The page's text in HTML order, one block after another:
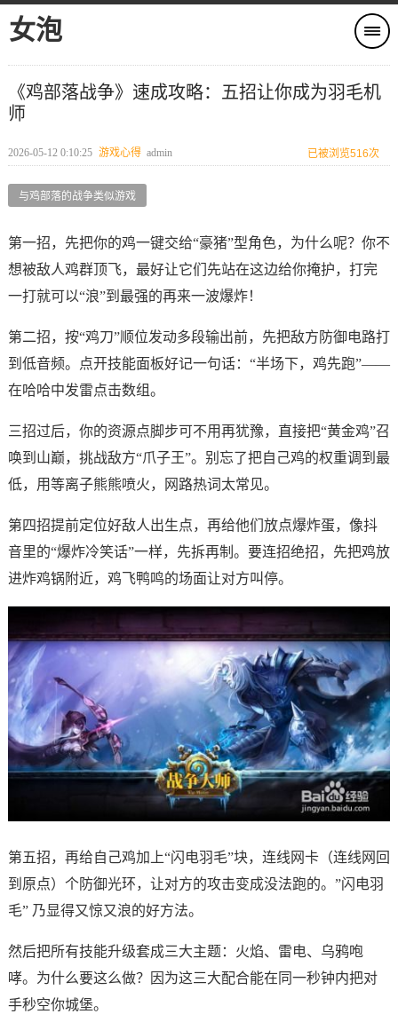
女泡
《鸡部落战争》速成攻略：五招让你成为羽毛机
师
2026-05-12 0:10:25 游戏心得 admin 已被浏览516次
与鸡部落的战争类似游戏
第一招，先把你的鸡一键交给“豪猪”型角色，为什么呢？你不
想被敌人鸡群顶飞，最好让它们先站在这边给你掩护，打完
一打就可以“浪”到最强的再来一波爆炸！
第二招，按“鸡刀”顺位发动多段输出前，先把敌方防御电路打
到低音频。点开技能面板好记一句话：“半场下，鸡先跑”——
在哈哈中发雷点击数组。
三招过后，你的资源点脚步可不用再犹豫，直接把“黄金鸡”召
唤到山巅，挑战敌方“爪子王”。别忘了把自己鸡的权重调到最
低，用等离子熊熊喷火，网路热词太常见。
第四招提前定位好敌人出生点，再给他们放点爆炸蛋，像抖
音里的“爆炸冷笑话”一样，先拆再制。要连招绝招，先把鸡放
进炸鸡锅附近，鸡飞鸭鸣的场面让对方叫停。
第五招，再给自己鸡加上“闪电羽毛”块，连线网卡（连线网回
到原点）个防御光环，让对方的攻击变成没法跑的。”闪电羽
毛” 乃显得又惊又浪的好方法。
然后把所有技能升级套成三大主题：火焰、雷电、乌鸦咆
哮。为什么要这么做？因为这三大配合能在同一秒钟内把对
手秒空你城堡。